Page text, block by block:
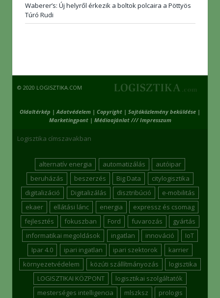
Waberer’s: Új helyről érkezik a boltok polcaira a Pöttyös
Túró Rudi
© 2020 LOGISZTIKA.COM
Oldaltérkép | Adatvédelem | Copyright | Sajtóközlemény beküldése |
Marketingpont| Médiaajánlat /// Impresszum
Logisztika címszavakban
alternatív energia automatizálás
autóipar
beruházás
beszerzés Big Data
citylogisztika
digitalizáció
Digitalizálás disztribúció
e-mobilitás
ekaer
ellátási lánc energia
expressz és csomag
fejlesztés
fokuszban Ford fuvarozás
gyártás
informatikai megoldások
ingatlan innováció
IoT
Ipar 4.0
ipari ingatlan ipari szektorok
karrier
környezetvédelem
közúti szállítmányozás
logisztika
LOGISZTIKAI KÖZPONT
logisztikai szolgáltatók
mesterséges intelligencia
mlszksz
prologis